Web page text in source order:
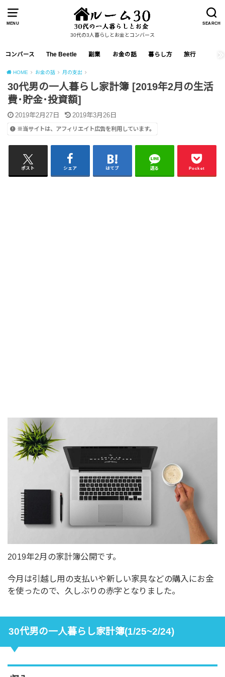
MENU SEARCH
30代の3人暮らしとお金とコンバース
コンバース The Beetle 副業 お金の話 暮らし方 旅行
HOME お金の話 月の支出
30代男の一人暮らし家計簿 [2019年2月の生活
費･貯金･投資額]
2019年2月27日 2019年3月26日
※当サイトは、アフィリエイト広告を利用しています。
ポスト シェア はてブ 送る Pocket
2019年2月の家計簿公開です。
今月は引越し用の支払いや新しい家具などの購入にお金
を使ったので、久しぶりの赤字となりました。
30代男の一人暮らし家計簿(1/25~2/24)